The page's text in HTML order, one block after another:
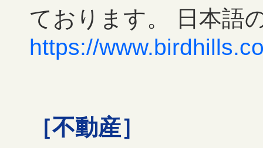
ております。 日本語
https://
［不動産］